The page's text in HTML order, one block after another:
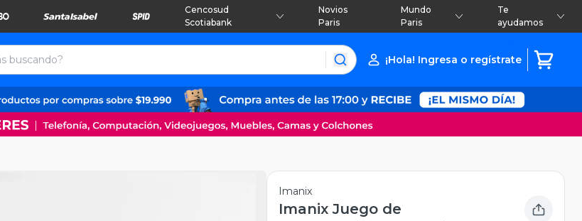
Cencosud
Scotiabank
Novios
Paris
Mundo
Paris
Te
ayudamos
¡Hola! Ingresa o regístrate
Imanix
Imanix Juego de